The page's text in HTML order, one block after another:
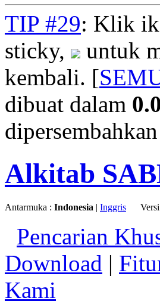
TIP #29: Klik
sticky,
untuk
kembali. [
dibuat dalam
Alkitab
Antarmuka : Indonesia | Inggris
Pencarian
Download |
Kami